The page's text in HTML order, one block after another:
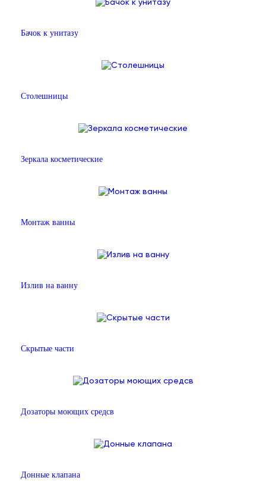
Бачок к унитазу
Столешницы
Зеркала косметические
Монтаж ванны
Излив на ванну
Скрытые части
Дозаторы моющих средсв
Донные клапана